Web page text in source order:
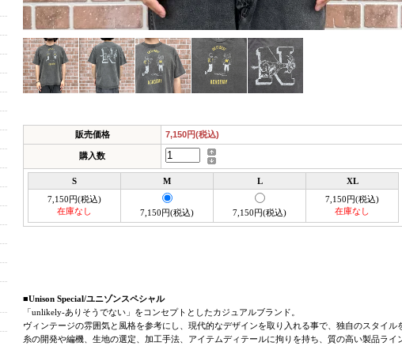
販売価格 7,150円(税込)
購入数
S M L
XL
7,150円(税込)
在庫なし
7,150円(税込) 7,150円(税込)
7,150円(税込)
在庫なし
■Unison Special/ユニゾンスペシャル
「unlikely-ありそうでない」をコンセプトとしたカジュアルブランド。
ヴィンテージの雰囲気と風格を参考にし、現代的なデザインを取り入れる事で、独自のスタイル
糸の開発や編機、生地の選定、加工手法、アイテムディテールに拘りを持ち、質の高い製品ライ